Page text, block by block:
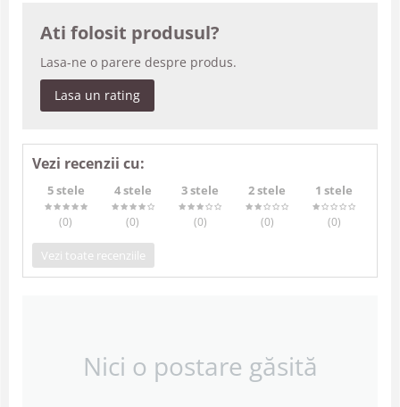
Ati folosit produsul?
Lasa-ne o parere despre produs.
Lasa un rating
Vezi recenzii cu:
5 stele
(0)
4 stele
(0)
3 stele
(0)
2 stele
(0)
1 stele
(0)
Vezi toate recenziile
Nici o postare găsită